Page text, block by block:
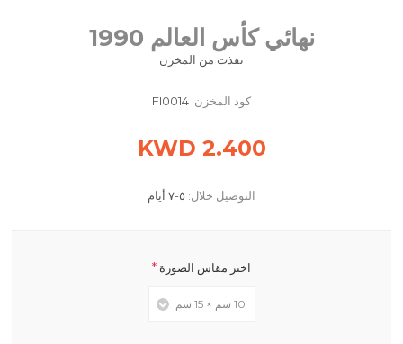
نهائي كأس العالم 1990
نفذت من المخزن
كود المخزن: FI0014
2.400 KWD
التوصيل خلال: ٥-٧ أيام
اختر مقاس الصورة *